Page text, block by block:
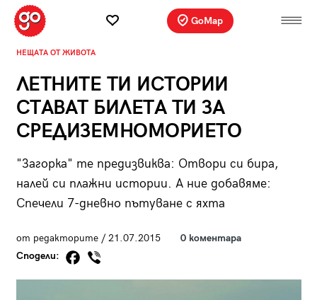
GoMap
НЕЩАТА ОТ ЖИВОТА
ЛЕТНИТЕ ТИ ИСТОРИИ
СТАВАТ БИЛЕТA ТИ ЗА
СРЕДИЗЕМНОМОРИЕТО
"Загорка" те предизвиква: Отвори си бира,
налей си плажни истории. А ние добавяме:
Спечели 7-дневно пътуване с яхта
от редакторите / 21.07.2015
0 коментара
Сподели: